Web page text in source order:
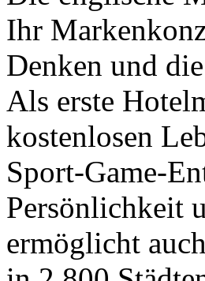
Ihr
Denken und
Als erste
kostenlosen
Sport-Game-
Persönlichkeit
ermöglicht